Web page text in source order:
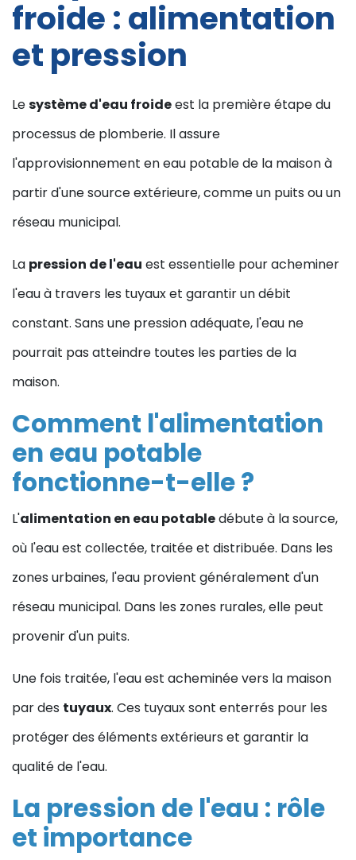
froide : alimentation
et pression
Lesystème d'eau froideest la première étape du
processus de plomberie. Il assure
l'approvisionnement en eau potable de la maison à
partir d'une source extérieure, comme un puits ou un
réseau municipal.
La pression de l'eau est essentielle pour acheminer
l'eau à travers les tuyaux et garantir un débit
constant. Sans une pression adéquate, l'eau ne
pourrait pas atteindre toutes les parties de la
maison.
Comment l'alimentation
en eau potable
fonctionne-t-elle ?
L'alimentation en eau potabledébute à la source,
où l'eau est collectée, traitée et distribuée. Dans les
zones urbaines, l'eau provient généralement d'un
réseau municipal. Dans les zones rurales, elle peut
provenir d'un puits.
Une fois traitée, l'eau est acheminée vers la maison
par des tuyaux. Ces tuyaux sont enterrés pour les
protéger des éléments extérieurs et garantir la
qualité de l'eau.
La pression de l'eau : rôle
et importance